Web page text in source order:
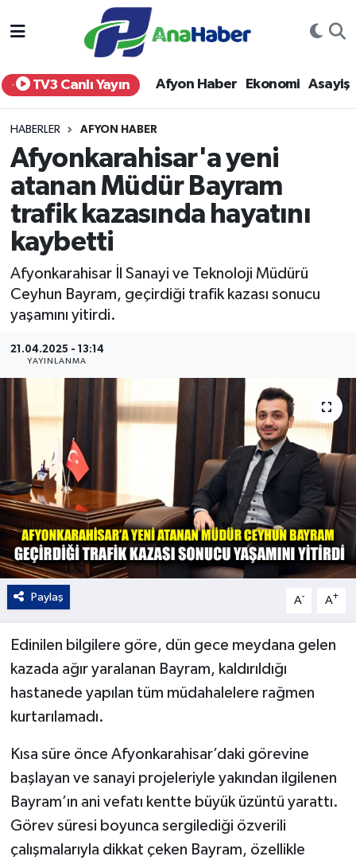
TV3 Canlı Yayın Afyon Haber Ekonomi Asayiş
HABERLER AFYON HABER
Afyonkarahisar'a yeni
atanan Müdür Bayram
trafik kazasında hayatını
kaybetti
Afyonkarahisar İl Sanayi ve Teknoloji Müdürü
Ceyhun Bayram, geçirdiği trafik kazası sonucu
yaşamını yitirdi.
21.04.2025 - 13:14
YAYINLANMA
Paylaş A- A+
Edinilen bilgilere göre, dün gece meydana gelen
kazada ağır yaralanan Bayram, kaldırıldığı
hastanede yapılan tüm müdahalelere rağmen
kurtarılamadı.
Kısa süre önce Afyonkarahisar’daki görevine
başlayan ve sanayi projeleriyle yakından ilgilenen
Bayram’ın ani vefatı kentte büyük üzüntü yarattı.
Görev süresi boyunca sergilediği özverili
çalışmalarıyla dikkat çeken Bayram, özellikle
Yurt Haber
Afyon Haber
Siyaset
Spor
Sağlık
Teknoloji
Kültür - Sanat
Yaşam
Afyonkarahisar Nöbetçi Eczaneler
Afyonkarahisar Hava Durumu
Afyonkarahisar Trafik Yoğunluk Haritası
Süper Lig Puan Durumu ve Fikstür
Tüm Manşetler
Son Dakika Haberleri
Haber Arşivi